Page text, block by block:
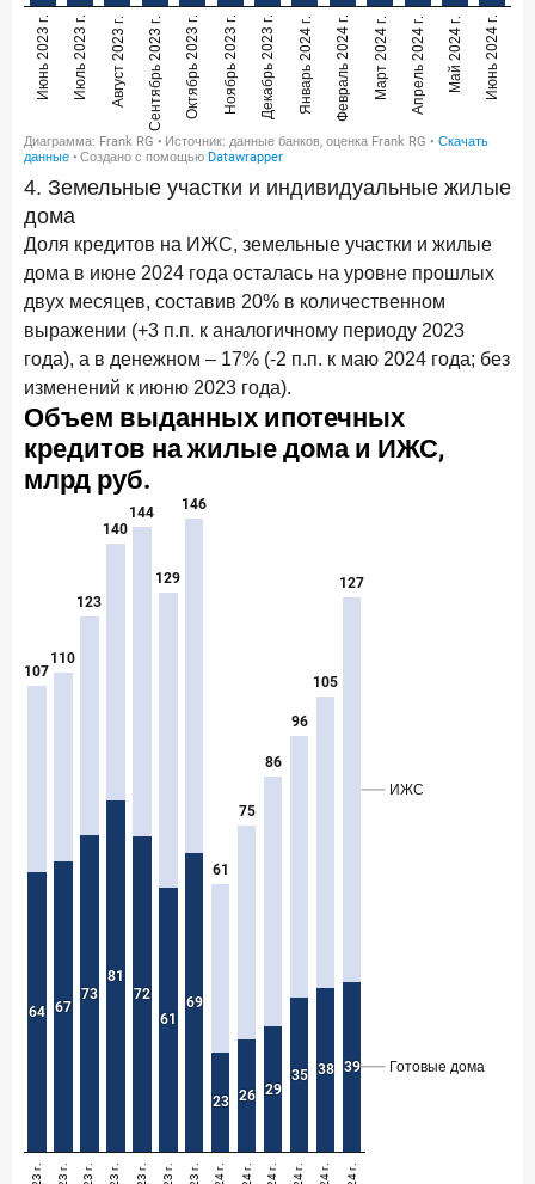
4. Земельные участки и индивидуальные жилые
дома
Доля кредитов на ИЖС, земельные участки и жилые
дома в июне 2024 года осталась на уровне прошлых
двух месяцев, составив 20% в количественном
выражении (+3 п.п. к аналогичному периоду 2023
года), а в денежном – 17% (-2 п.п. к маю 2024 года; без
изменений к июню 2023 года).